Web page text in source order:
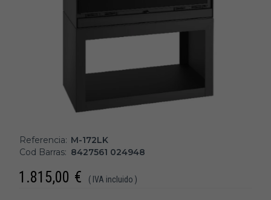
Referencia: M-172LK
Cod Barras: 8427561 024948
1.815,00 € ( IVA incluido )